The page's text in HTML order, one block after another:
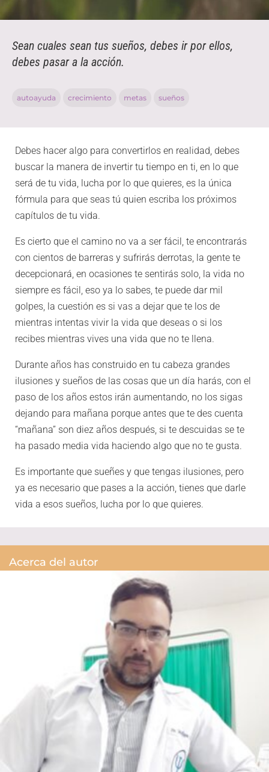
Sean cuales sean tus sueños, debes ir por ellos,
debes pasar a la acción.
autoayuda crecimiento metas sueños
Debes hacer algo para convertirlos en realidad, debes
buscar la manera de invertir tu tiempo en ti, en lo que
será de tu vida, lucha por lo que quieres, es la única
fórmula para que seas tú quien escriba los próximos
capítulos de tu vida.
Es cierto que el camino no va a ser fácil, te encontrarás
con cientos de barreras y sufrirás derrotas, la gente te
decepcionará, en ocasiones te sentirás solo, la vida no
siempre es fácil, eso ya lo sabes, te puede dar mil
golpes, la cuestión es si vas a dejar que te los de
mientras intentas vivir la vida que deseas o si los
recibes mientras vives una vida que no te llena.
Durante años has construido en tu cabeza grandes
ilusiones y sueños de las cosas que un día harás, con el
paso de los años estos irán aumentando, no los sigas
dejando para mañana porque antes que te des cuenta
“mañana” son diez años después, si te descuidas se te
ha pasado media vida haciendo algo que no te gusta.
Es importante que sueñes y que tengas ilusiones, pero
ya es necesario que pases a la acción, tienes que darle
vida a esos sueños, lucha por lo que quieres.
Acerca del autor